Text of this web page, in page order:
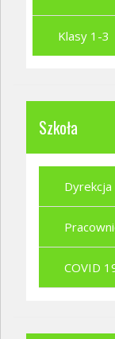
Klasy 1-3
Szkoła
Dyrekcja
COVID